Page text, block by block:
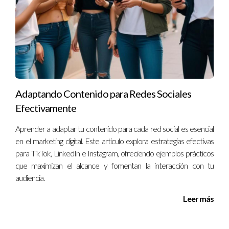
web del programa o buscando información en bases de datos
oficiales relacionadas con educación superior.
¿Los cursos online también pueden estar
acreditados?
Sí, muchos cursos online están acreditados. Sin embargo, es
importante investigar cada programa individualmente para
asegurarte de su validez.
¿Qué sucede si el curso no está acreditado?
Si el curso no está acreditado, es posible que tus credenciales
no sean reconocidas por empleadores o instituciones
educativas futuras, lo cual puede limitar tus oportunidades
Adaptando Contenido para Redes Sociales
Efectivamente
Aprender a adaptar tu contenido para cada red social es esencial
en el marketing digital. Este artículo explora estrategias efectivas
para TikTok, LinkedIn e Instagram, ofreciendo ejemplos prácticos
que maximizan el alcance y fomentan la interacción con tu
audiencia.
Leer más